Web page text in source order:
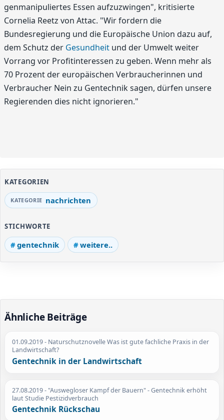
genmanipuliertes Essen aufzuzwingen", kritisierte
Cornelia Reetz von Attac. "Wir fordern die
Bundesregierung und die Europäische Union dazu auf,
dem Schutz der Gesundheit und der Umwelt weiter
Vorrang vor Profitinteressen zu geben. Wenn mehr als
70 Prozent der europäischen Verbraucherinnen und
Verbraucher Nein zu Gentechnik sagen, dürfen unsere
Regierenden dies nicht ignorieren."
KATEGORIEN
nachrichten
STICHWORTE
gentechnik weitere..
Ähnliche Beiträge
01.09.2019- Naturschutznovelle Was ist gute fachliche Praxis in der
Landwirtschaft?
Gentechnik in der Landwirtschaft
27.08.2019- "Auswegloser Kampf der Bauern" - Gentechnik erhöht
laut Studie Pestizidverbrauch
Gentechnik Rückschau